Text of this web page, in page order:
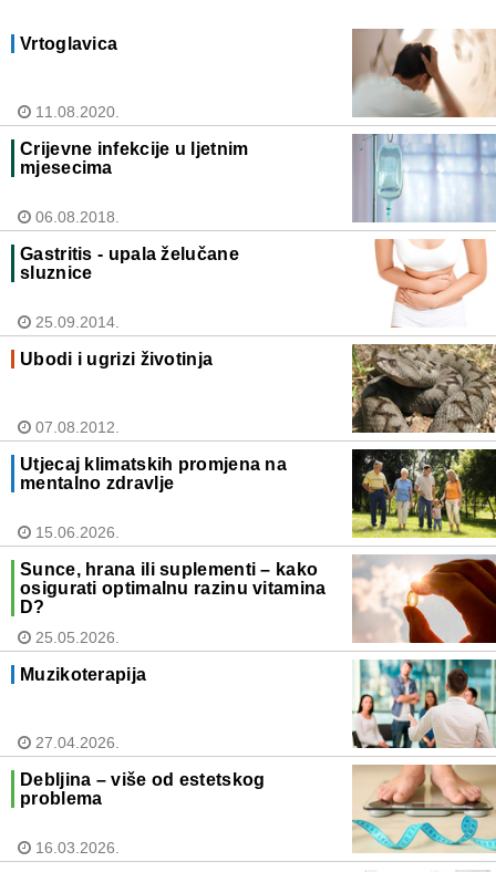
Vrtoglavica
11.08.2020.
Crijevne infekcije u ljetnim
mjesecima
06.08.2018.
Gastritis - upala želučane
sluznice
25.09.2014.
Ubodi i ugrizi životinja
07.08.2012.
Utjecaj klimatskih promjena na
mentalno zdravlje
15.06.2026.
Sunce, hrana ili suplementi – kako
osigurati optimalnu razinu vitamina
D?
25.05.2026.
Muzikoterapija
27.04.2026.
Debljina – više od estetskog
problema
16.03.2026.